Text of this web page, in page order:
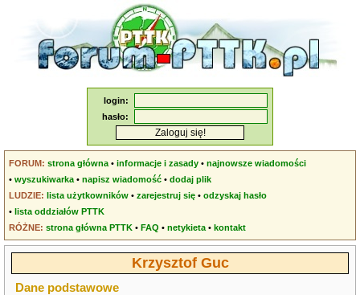
login:
hasło:
FORUM: strona główna •informacje i zasady •najnowsze wiadomości
•wyszukiwarka •napisz wiadomość •dodaj plik
LUDZIE: lista użytkowników •zarejestruj się •odzyskaj hasło
•lista oddziałów PTTK
RÓŻNE: strona główna PTTK •FAQ •netykieta •kontakt
Krzysztof Guc
Dane podstawowe